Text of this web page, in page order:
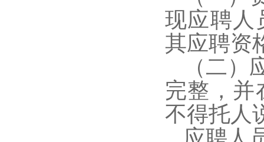
现应聘人
其应聘资
（二
完整，并
不得托人